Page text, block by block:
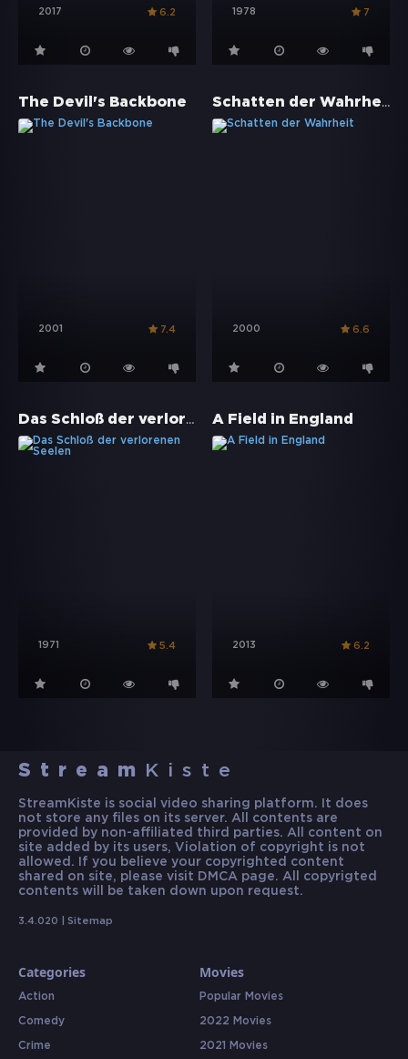
2017 6.2 1978 7
The Devil's Backbone
2001 7.4
Schatten der Wahrheit
2000 6.6
Das Schloß der verlorenen Seelen
1971 5.4
A Field in England
2013 6.2
Stream Kiste
StreamKiste is social video sharing platform. It does
not store any files on its server. All contents are
provided by non-affiliated third parties. All content on
site added by its users, Violation of copyright is not
allowed. If you believe your copyrighted content
shared on site, please visit DMCA page. All copyrigted
contents will be taken down upon request.
3.4.020 | Sitemap
Categories
Action
Comedy
Crime
Movies
Popular Movies
2022 Movies
2021 Movies